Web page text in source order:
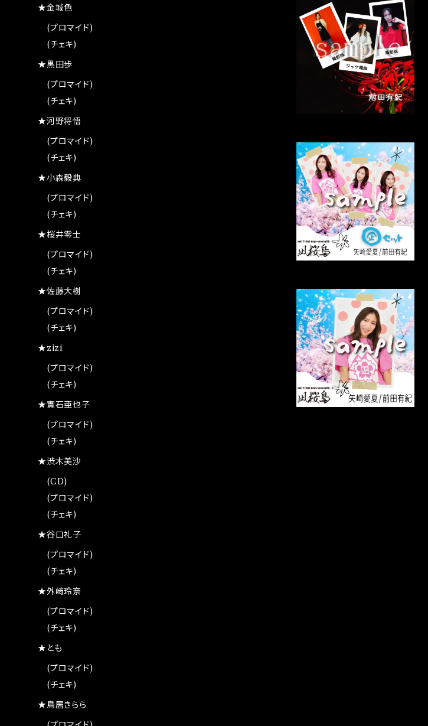
★金城色
(プロマイド)
(チェキ)
★黒田歩
(プロマイド)
(チェキ)
★河野将悟
(プロマイド)
(チェキ)
★小森毅典
(プロマイド)
(チェキ)
★桜井零士
(プロマイド)
(チェキ)
★佐藤大樹
(プロマイド)
(チェキ)
★zizi
(プロマイド)
(チェキ)
★實石亜也子
(プロマイド)
(チェキ)
★渋木美沙
(CD)
(プロマイド)
(チェキ)
★谷口礼子
(プロマイド)
(チェキ)
★外﨑玲奈
(プロマイド)
(チェキ)
★とも
(プロマイド)
(チェキ)
★鳥居きらら